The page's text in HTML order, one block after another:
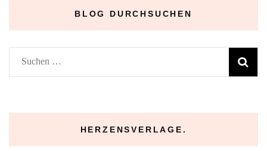
BLOG DURCHSUCHEN
Suchen
nach:
HERZENSVERLAGE.